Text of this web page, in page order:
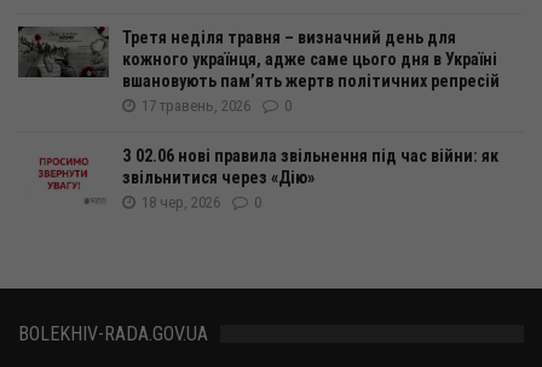
Третя неділя травня – визначний день для
кожного українця, адже саме цього дня в Україні
вшановують пам’ять жертв політичних репресій
17 травень, 2026 0
З 02.06 нові правила звільнення під час війни: як
звільнитися через «Дію»
18 чер, 2026 0
BOLEKHIV-RADA.GOV.UA